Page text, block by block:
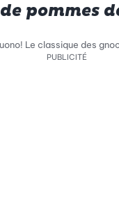
pommes
Le classique des
PUBLICITÉ